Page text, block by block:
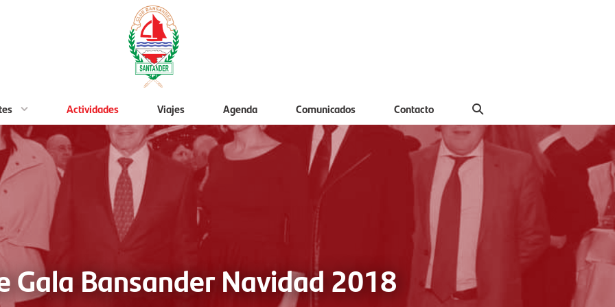
Actividades Viajes Agenda Comunicados Contacto
Gala Bansander Navidad 2018